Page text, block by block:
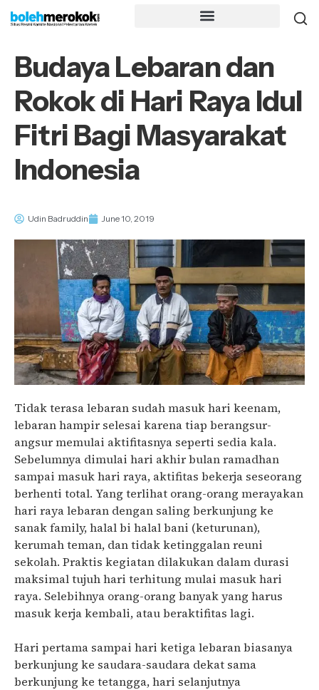
Budaya Lebaran dan
Rokok di Hari Raya Idul
Fitri Bagi Masyarakat
Indonesia
Udin Badruddin June 10, 2019
Tidak terasa lebaran sudah masuk hari keenam,
lebaran hampir selesai karena tiap berangsur-
angsur memulai aktifitasnya seperti sedia kala.
Sebelumnya dimulai hari akhir bulan ramadhan
sampai masuk hari raya, aktifitas bekerja seseorang
berhenti total. Yang terlihat orang-orang merayakan
hari raya lebaran dengan saling berkunjung ke
sanak family, halal bi halal bani (keturunan),
kerumah teman, dan tidak ketinggalan reuni
sekolah. Praktis kegiatan dilakukan dalam durasi
maksimal tujuh hari terhitung mulai masuk hari
raya. Selebihnya orang-orang banyak yang harus
masuk kerja kembali, atau beraktifitas lagi.
Hari pertama sampai hari ketiga lebaran biasanya
berkunjung ke saudara-saudara dekat sama
berkunjung ke tetangga, hari selanjutnya